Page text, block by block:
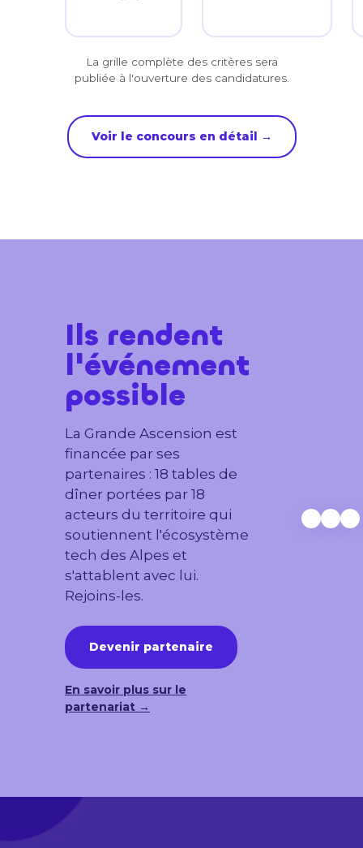
La grille complète des critères sera
publiée à l'ouverture des candidatures.
Voir le concours en détail →
Ils rendent
l'événement
possible
La Grande Ascension est
financée par ses
partenaires : 18 tables de
dîner portées par 18
acteurs du territoire qui
soutiennent l'écosystème
tech des Alpes et
s'attablent avec lui.
Rejoins-les.
Devenir partenaire
En savoir plus sur le
partenariat →